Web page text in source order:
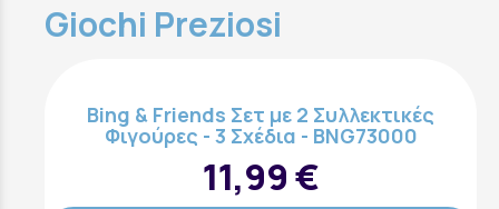
Giochi Preziosi
Bing & Friends Σετ με 2 Συλλεκτικές
Φιγούρες - 3 Σχέδια - BNG73000
11,99 €